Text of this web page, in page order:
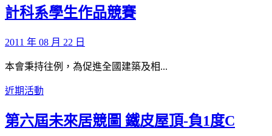
計科系學生作品競賽
2011 年 08 月 22 日
本會秉持往例，為促進全國建築及相...
近期活動
第六屆未來居競圖 鐵皮屋頂-負1度C